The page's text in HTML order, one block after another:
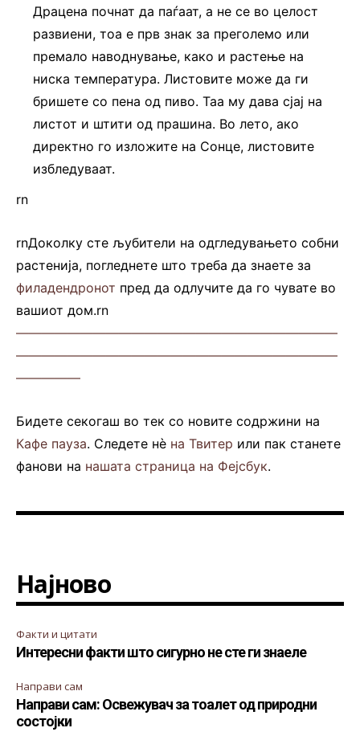
Драцена почнат да паѓаат, а не се во целост
развиени, тоа е прв знак за преголемо или
премало наводнување, како и растење на
ниска температура. Листовите може да ги
бришете со пена од пиво. Таа му дава сјај на
листот и штити од прашина. Во лето, ако
директно го изложите на Сонце, листовите
избледуваат.
rn
rnДоколку сте љубители на одгледувањето собни
растенија, погледнете што треба да знаете за
филадендронот пред да одлучите да го чувате во
вашиот дом.rn
—————————————————————————
—————————————————————————
—————
Бидете секогаш во тек со новите содржини на
Кафе пауза. Следете нè на Твитер или пак станете
фанови на нашата страница на Фејсбук.
Најново
Факти и цитати
Интересни факти што сигурно не сте ги знаеле
Направи сам
Направи сам: Освежувач за тоалет од природни
состојки